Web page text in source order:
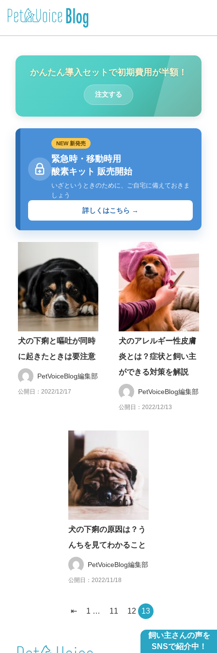
飼い主さんの声を
SNSで紹介中！
かんたん導入セットで初期費用が半額！
注文する
NEW 新発売
緊急時・移動時用
酸素キット 販売開始
いざというときのために、ご自宅に備えておきま
しょう
詳しくはこちら →
犬の下痢と嘔吐が同時
に起きたときは要注意
PetVoiceBlog編集部
公開日：2022/12/17
犬のアレルギー性皮膚
炎とは？症状と飼い主
ができる対策を解説
PetVoiceBlog編集部
公開日：2022/12/13
犬の下痢の原因は？う
んちを見てわかること
PetVoiceBlog編集部
公開日：2022/11/18
⇤ 1 … 11 12 13